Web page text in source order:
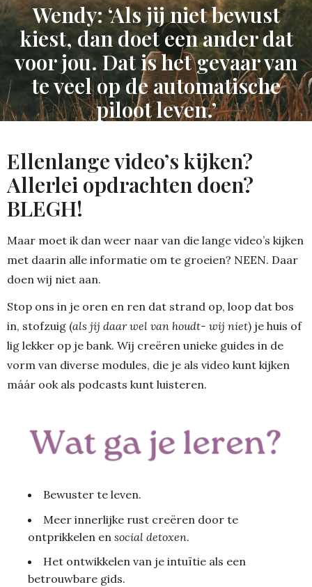
Wendy: ‘Als jij niet bewust
kiest, dan doet een ander dat
voor jou. Dat is het gevaar van
te veel op de automatische
piloot leven.’
Ellenlange video’s kijken?
Allerlei opdrachten doen?
BLEGH!
Maar moet ik dan weer naar van die lange video’s kijken
met daarin alle informatie om te groeien? NEEN. Daar
doen wij niet aan.
Stop ons in je oren en ren dat strand op, loop dat bos
in, stofzuig (als jij daar wel van houdt- wij niet) je huis of
lig lekker op je bank. Wij creëren unieke guides in de
vorm van diverse modules, die je als video kunt kijken
máár ook als podcasts kunt luisteren.
Bewuster te leven.
Meer innerlijke rust creëren door te
ontprikkelen en social detoxen.
Het ontwikkelen van je intuïtie als een
betrouwbare gids.